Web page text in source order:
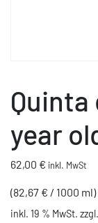
Quinta
year
62,00 € inkl. MwSt
(82,67 € / 1000 ml)
inkl. 19 % MwSt. zzgl.